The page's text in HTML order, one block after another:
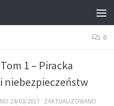
0
1 – Piracka
niebezpieczeństw
24/03/2017 · ZAKTUALIZOWANO